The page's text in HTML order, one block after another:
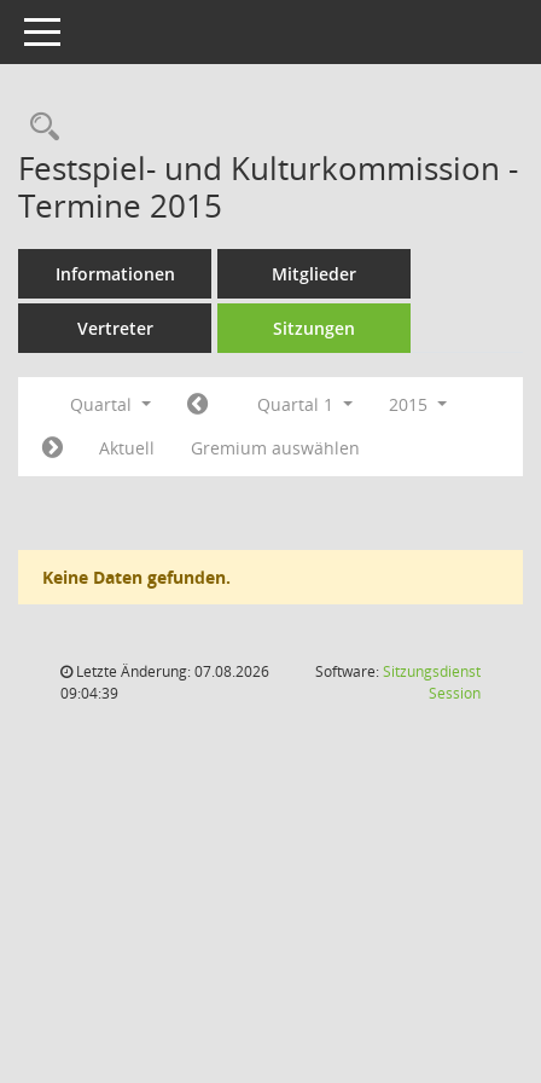
Toggle navigation
Rechercheauswahl
Festspiel- und Kulturkommission -
Termine 2015
Informationen Mitglieder
Vertreter Sitzungen
Quartal Quartal 1
2015
Aktuell
Gremium auswählen
Keine Daten gefunden.
Letzte Änderung: 07.08.2026
09:04:39
Software:Sitzungsdienst
Session(Wird in